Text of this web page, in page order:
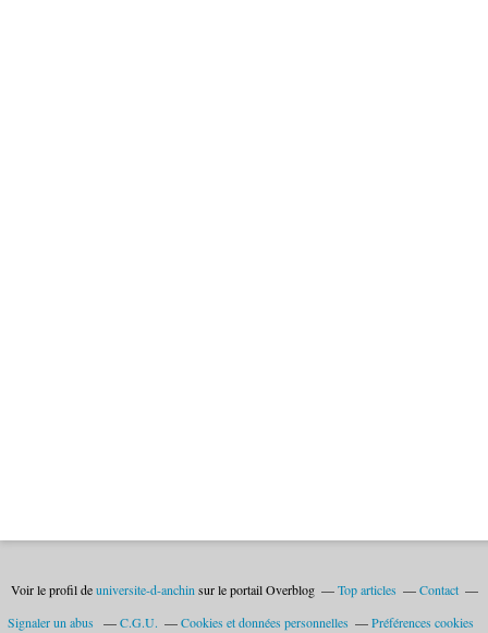
Voir le profil deuniversite-d-anchin sur le portail Overblog Top articles
Contact
Signaler un abus
C.G.U. Cookies et données personnelles Préférences cookies